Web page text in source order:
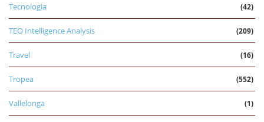
Tecnologia (42)
TEO Intelligence Analysis (209)
Travel (16)
Tropea (552)
Vallelonga (1)